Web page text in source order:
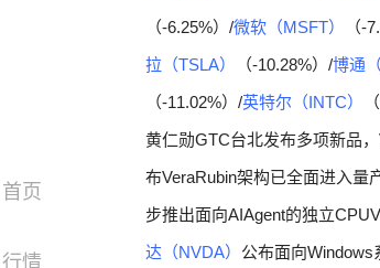
首页
行情
（-6.25%）/微软（MSFT） （-
拉（TSLA）
（-10.28%）/博通
（-11.02%）/英特尔（INTC）
黄仁勋GTC台北发布多项新品
布VeraRubin架构已全面进入量
步推出面向AIAgent的独立
达（NVDA） 公布面向Windows